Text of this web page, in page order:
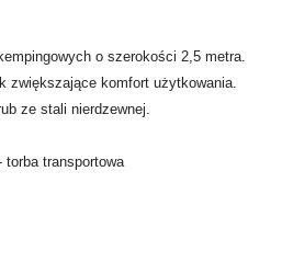
o szerokości 2,5 metra.
zwiększające komfort użytkowania.
ze stali nierdzewnej.
torba transportowa